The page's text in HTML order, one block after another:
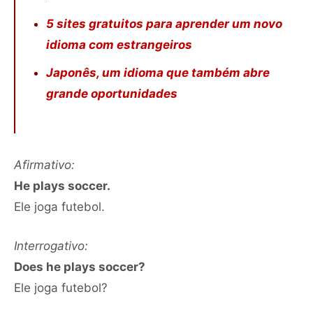
5 sites gratuitos para aprender um novo
idioma com estrangeiros
Japonês, um idioma que também abre
grande oportunidades
Afirmativo:
He plays soccer.
Ele joga futebol.
Interrogativo:
Does he plays soccer?
Ele joga futebol?